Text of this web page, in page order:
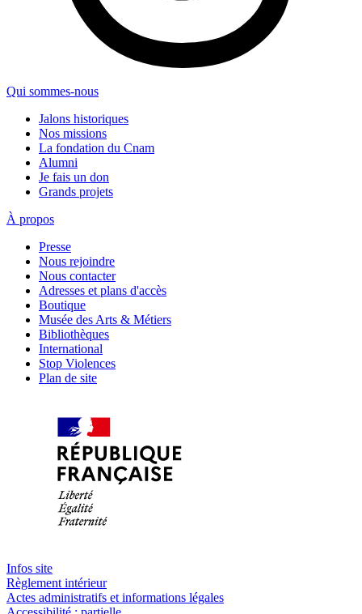
Qui sommes-nous
Jalons historiques
Nos missions
La fondation du Cnam
Alumni
Je fais un don
Grands projets
À propos
Presse
Nous rejoindre
Nous contacter
Adresses et plans d'accès
Boutique
Musée des Arts & Métiers
Bibliothèques
International
Stop Violences
Plan de site
Infos site
Règlement intérieur
Actes administratifs et informations légales